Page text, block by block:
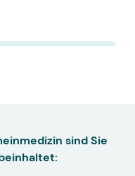
sind Sie